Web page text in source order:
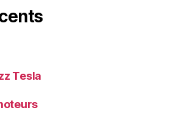
Tesla